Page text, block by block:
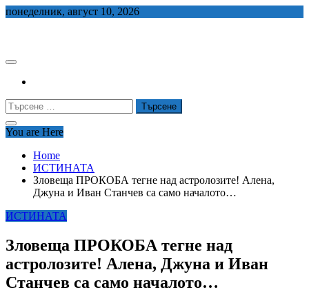
Skip
понеделник, август 10, 2026
Търсене
за:
You are Here
Home
ИСТИНАТА
Зловеща ПРОКОБА тегне над астролозите! Алена,
Джуна и Иван Станчев са само началото…
ИСТИНАТА
Зловеща ПРОКОБА тегне над
астролозите! Алена, Джуна и Иван
Станчев са само началото…